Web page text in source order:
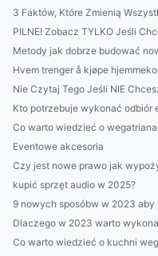
3 Faktów, Które Zmienią
PILNE! Zobacz TYLKO Jeśli
Metody jak dobrze budować
Hvem trenger å kjøpe
Nie Czytaj Tego Jeśli NIE
Kto potrzebuje wykonać odbiór
Co warto wiedzieć o
Eventowe akcesoria
Czy jest nowe prawo jak
kupić sprzęt audio w 2025?
9 nowych sposóbw w 2023 aby
Dlaczego w 2023 warto
Co warto wiedzieć o kuchni